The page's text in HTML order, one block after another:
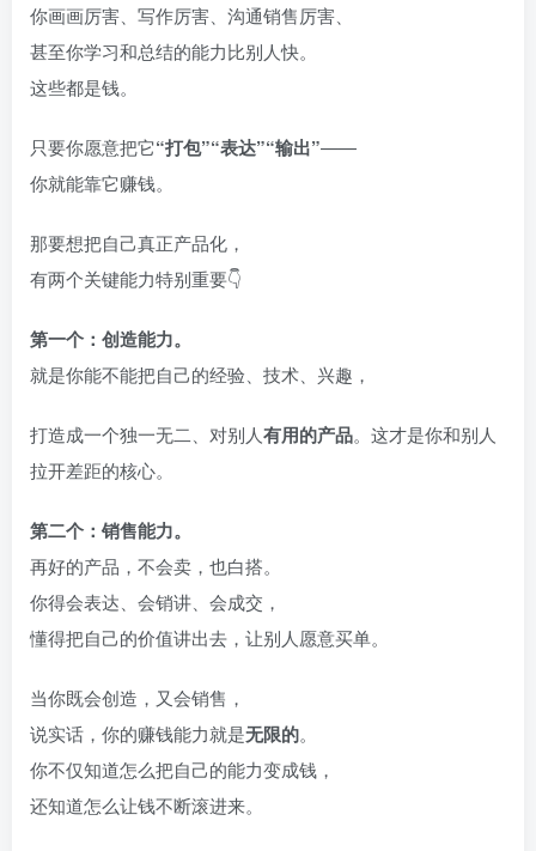
你画画厉害、写作厉害、沟通销售厉害、
甚至你学习和总结的能力比别人快。
这些都是钱。
只要你愿意把它“打包”“表达”“输出”——
你就能靠它赚钱。
那要想把自己真正产品化，
有两个关键能力特别重要👇
第一个：创造能力。
就是你能不能把自己的经验、技术、兴趣，
打造成一个独一无二、对别人有用的产品。这才是你和别人
拉开差距的核心。
第二个：销售能力。
再好的产品，不会卖，也白搭。
你得会表达、会销讲、会成交，
懂得把自己的价值讲出去，让别人愿意买单。
当你既会创造，又会销售，
说实话，你的赚钱能力就是无限的。
你不仅知道怎么把自己的能力变成钱，
还知道怎么让钱不断滚进来。